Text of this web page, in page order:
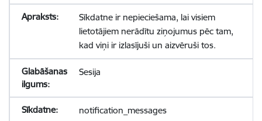
Sīkdatne ir nepieciešama, lai visiem
lietotājiem nerādītu ziņojumus pēc tam,
kad viņi ir izlasījuši un aizvēruši tos.
Sesija
notification_messages